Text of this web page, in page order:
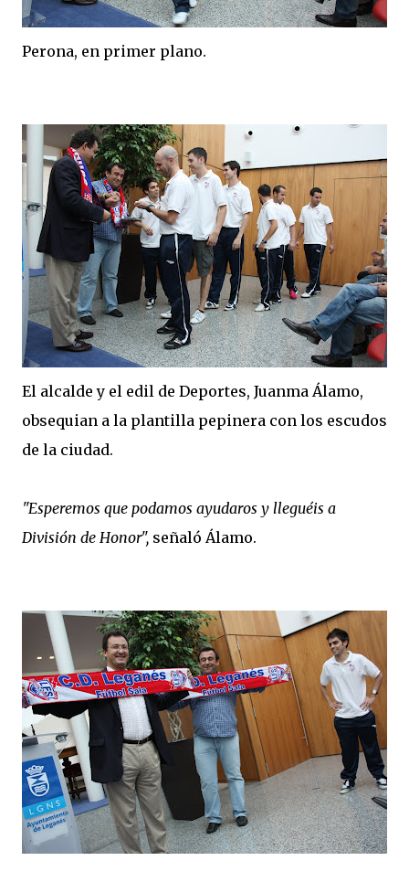
Perona, en primer plano.
El alcalde y el edil de Deportes, Juanma Álamo,
obsequian a la plantilla pepinera con los escudos
de la ciudad.
"Esperemos que podamos ayudaros y lleguéis a
División de Honor", señaló Álamo.